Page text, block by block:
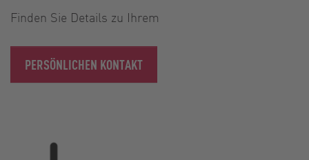
Finden Sie Details zu Ihrem
PERSÖNLICHEN KONTAKT